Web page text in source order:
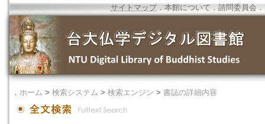
サイトマップ．本館について ． 諮問委員会 ．
． ホーム > 検索システム > 検索エンジン > 書誌の詳細内容